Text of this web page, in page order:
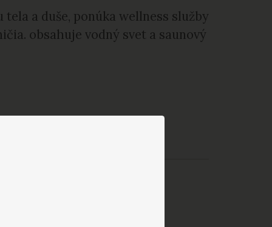
a duše, ponúka wellness služby
obsahuje vodný svet a saunový